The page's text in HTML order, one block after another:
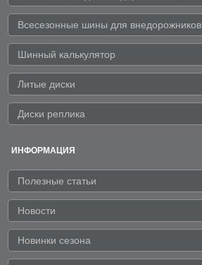
Всесезонные шины для внедорожников
Шинный калькулятор
Литые диски
Диски реплика
ИНФОРМАЦИЯ
Полезные статьи
Новости
Новинки сезона